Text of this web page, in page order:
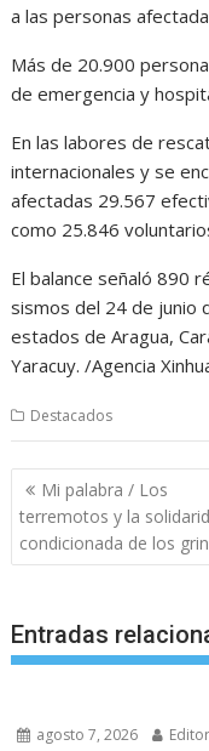
a las personas
Más de 20.900
de emergencia y
En las labores de
internacionales y se
afectadas 29.567
como 25.846
El balance señaló 890
sismos del 24 de junio
estados de Aragua,
Yaracuy. /Agencia
Destacados
Navegación
de
entradas
Mi palabra / Los
terremotos y la
condicionada de los
Entradas
agosto 7, 2026 Editor